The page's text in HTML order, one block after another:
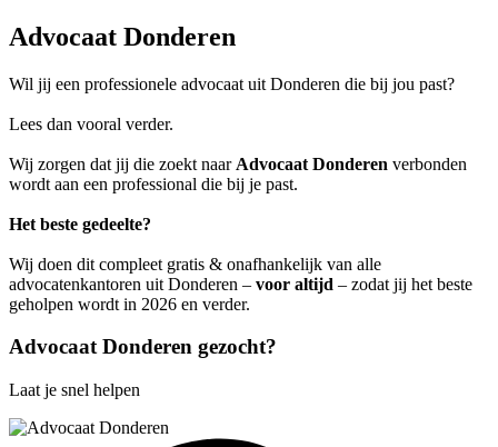
Advocaat Donderen
Wil jij een professionele advocaat uit Donderen die bij jou past?
Lees dan vooral verder.
Wij zorgen dat jij die zoekt naar Advocaat Donderen verbonden
wordt aan een professional die bij je past.
Het beste gedeelte?
Wij doen dit compleet gratis & onafhankelijk van alle
advocatenkantoren uit Donderen – voor altijd – zodat jij het beste
geholpen wordt in 2026 en verder.
Advocaat Donderen gezocht?
Laat je snel helpen